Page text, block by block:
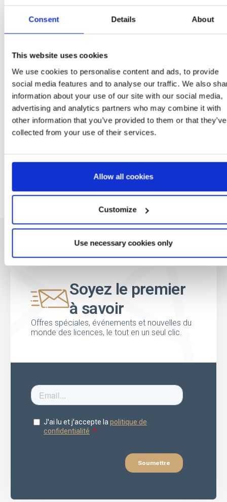
Consent Details About
This website uses cookies
We use cookies to personalise content and ads, to provide
social media features and to analyse our traffic. We also
information about your use of our site with our social media,
advertising and analytics partners who may combine it with
other information that you’ve provided to them or that they’ve
collected from your use of their services.
Allow all cookies
Customize
Use necessary cookies only
PENDANT MARVEL
Soyez le premier
à savoir
Offres spéciales, événements et nouvelles du
monde des licences, le tout en un seul clic.